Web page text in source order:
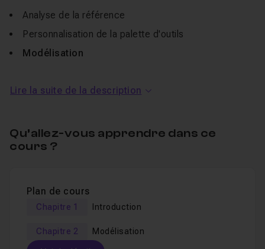
Analyse de la référence
Personnalisation de la palette d'outils
Modélisation
suivant seront utilisés : couteau, extrusion
fermer le trou polygonale, extrusion contrôlée,
répartition et symétrie.
futuriste avec des matériaux d'octane et un PDF de 147
images pour vous aidez à modéliser plus rapidement !
Je reste joignable dans le salon d'entraide si vous en
avez besoin.
Lire la suite de la description
Qu’allez-vous apprendre dans ce
cours ?
Plan de cours
Chapitre 1 Introduction
Chapitre 2 Modélisation